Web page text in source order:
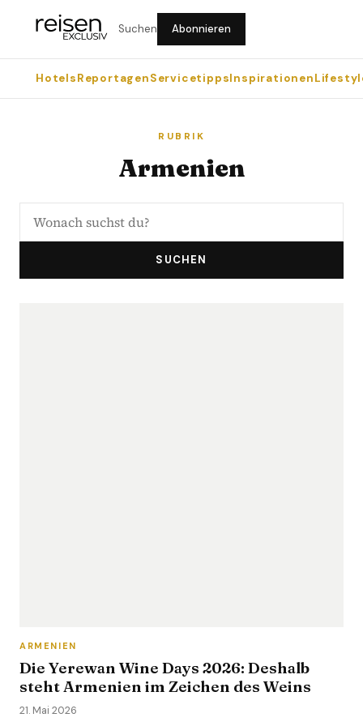
Suchen Abonnieren
HotelsReportagenServicetippsInspirationen
RUBRIK
Armenien
SUCHEN
ARMENIEN
Die Yerewan Wine Days 2026: Deshalb
steht Armenien im Zeichen des Weins
21. Mai 2026